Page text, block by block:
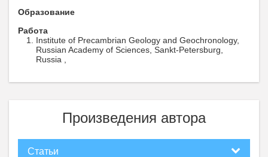
Образование
Работа
Institute of Precambrian Geology and Geochronology,
Russian Academy of Sciences, Sankt-Petersburg,
Russia ,
Произведения автора
Статьи